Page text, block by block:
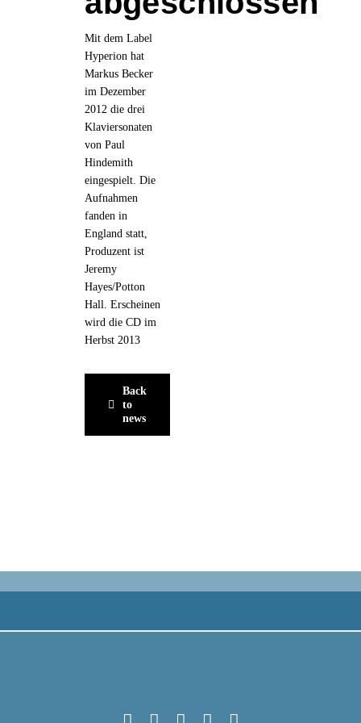
en
Mit dem Label
Hyperion hat
Markus Becker
im Dezember
2012 die drei
Klaviersonaten
von Paul
Hindemith
eingespielt. Die
Aufnahmen
fanden in
England statt,
Produzent ist
Jeremy
Hayes/Potton
Hall. Erscheinen
wird die CD im
Herbst 2013
Back
to
news